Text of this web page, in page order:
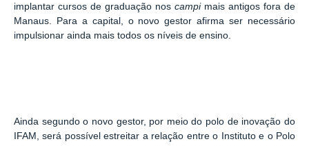
implantar cursos de graduação nos campimais antigos fora de
Manaus. Para a capital, o novo gestor afirma ser necessário
impulsionar ainda mais todos os níveis de ensino.
Ainda segundo o novo gestor, por meio do polo de inovação do
IFAM, será possível estreitar a relação entre o Instituto e o Polo